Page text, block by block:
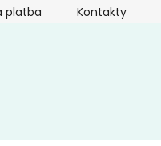
platba Kontakty